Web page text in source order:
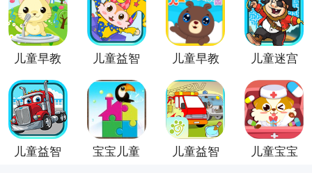
儿童早教
儿童益智
儿童早教
儿童迷宫
儿童益智
宝宝儿童
儿童益智
儿童宝宝